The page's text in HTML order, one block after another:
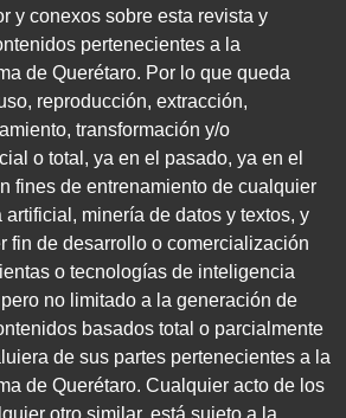
y conexos sobre esta revista y
pertenecientes a la
de Querétaro. Por lo que queda
reproducción, extracción,
transformación y/o
o total, ya en el pasado, ya en el
fines de entrenamiento de cualquier
minería de datos y textos, y
fin de desarrollo o comercialización
o tecnologías de inteligencia
no limitado a la generación de
basados total o parcialmente
de sus partes pertenecientes a la
de Querétaro. Cualquier acto de los
otro similar, está sujeto a la